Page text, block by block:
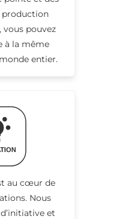
production
vous pouvez
à la même
entier.
au cœur de
Nous
et